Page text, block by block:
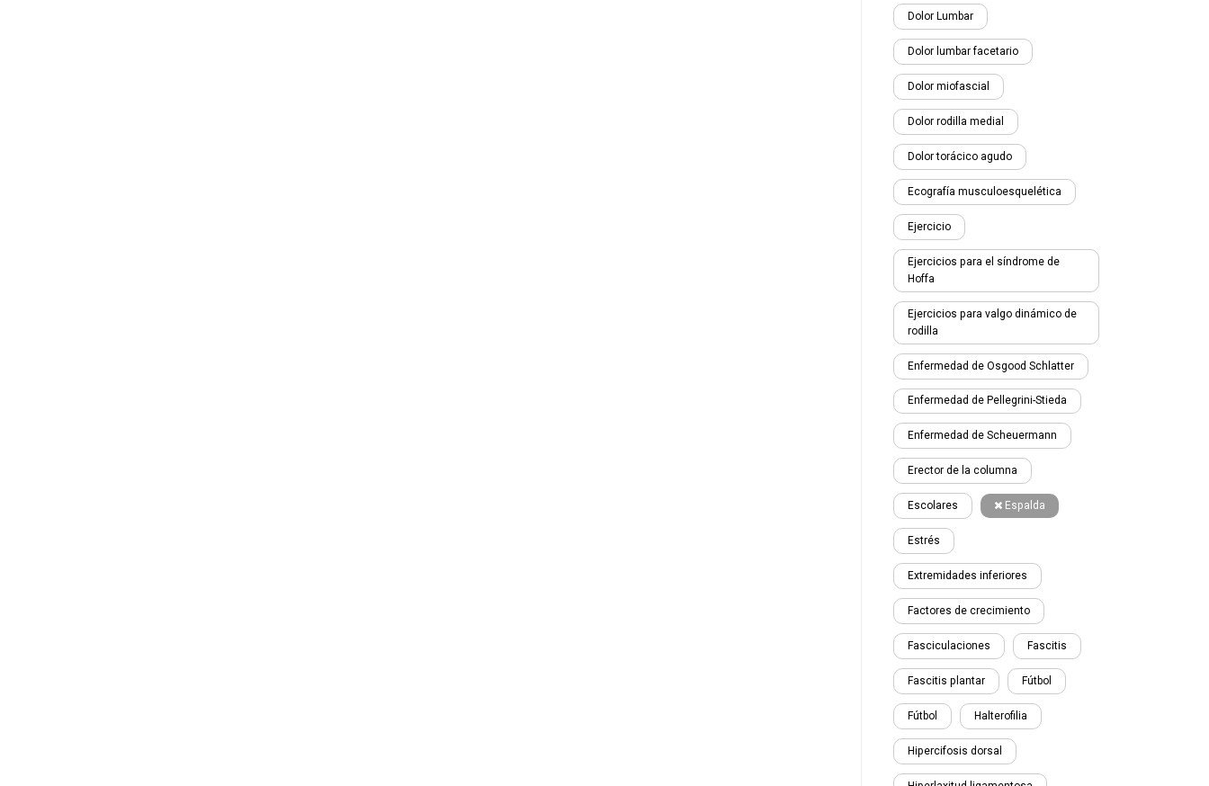
Dolor Lumbar
Dolor lumbar facetario
Dolor miofascial
Dolor rodilla medial
Dolor torácico agudo
Ecografía musculoesquelética
Ejercicio
Ejercicios para el síndrome de
Hoffa
Ejercicios para valgo dinámico de
rodilla
Enfermedad de Osgood Schlatter
Enfermedad de Pellegrini-Stieda
Enfermedad de Scheuermann
Erector de la columna
Escolares Espalda
Estrés
Extremidades inferiores
Factores de crecimiento
Fasciculaciones Fascitis
Fascitis plantar Fútbol
Fútbol Halterofilia
Hipercifosis dorsal